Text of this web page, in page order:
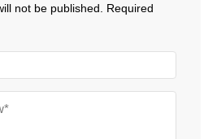
not be published.
Required